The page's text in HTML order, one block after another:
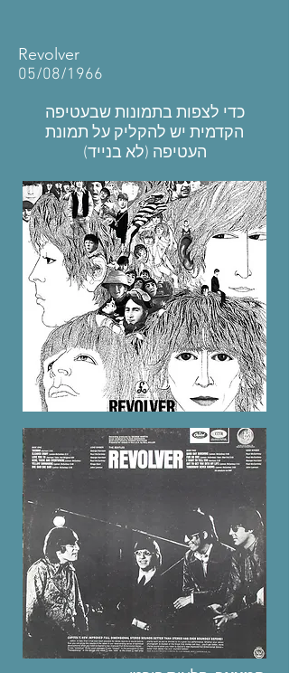
Revolver
05/08/1966
כדי לצפות בתמונות שבעטיפה
הקדמית יש להקליק על תמונת
העטיפה (לא בנייד)